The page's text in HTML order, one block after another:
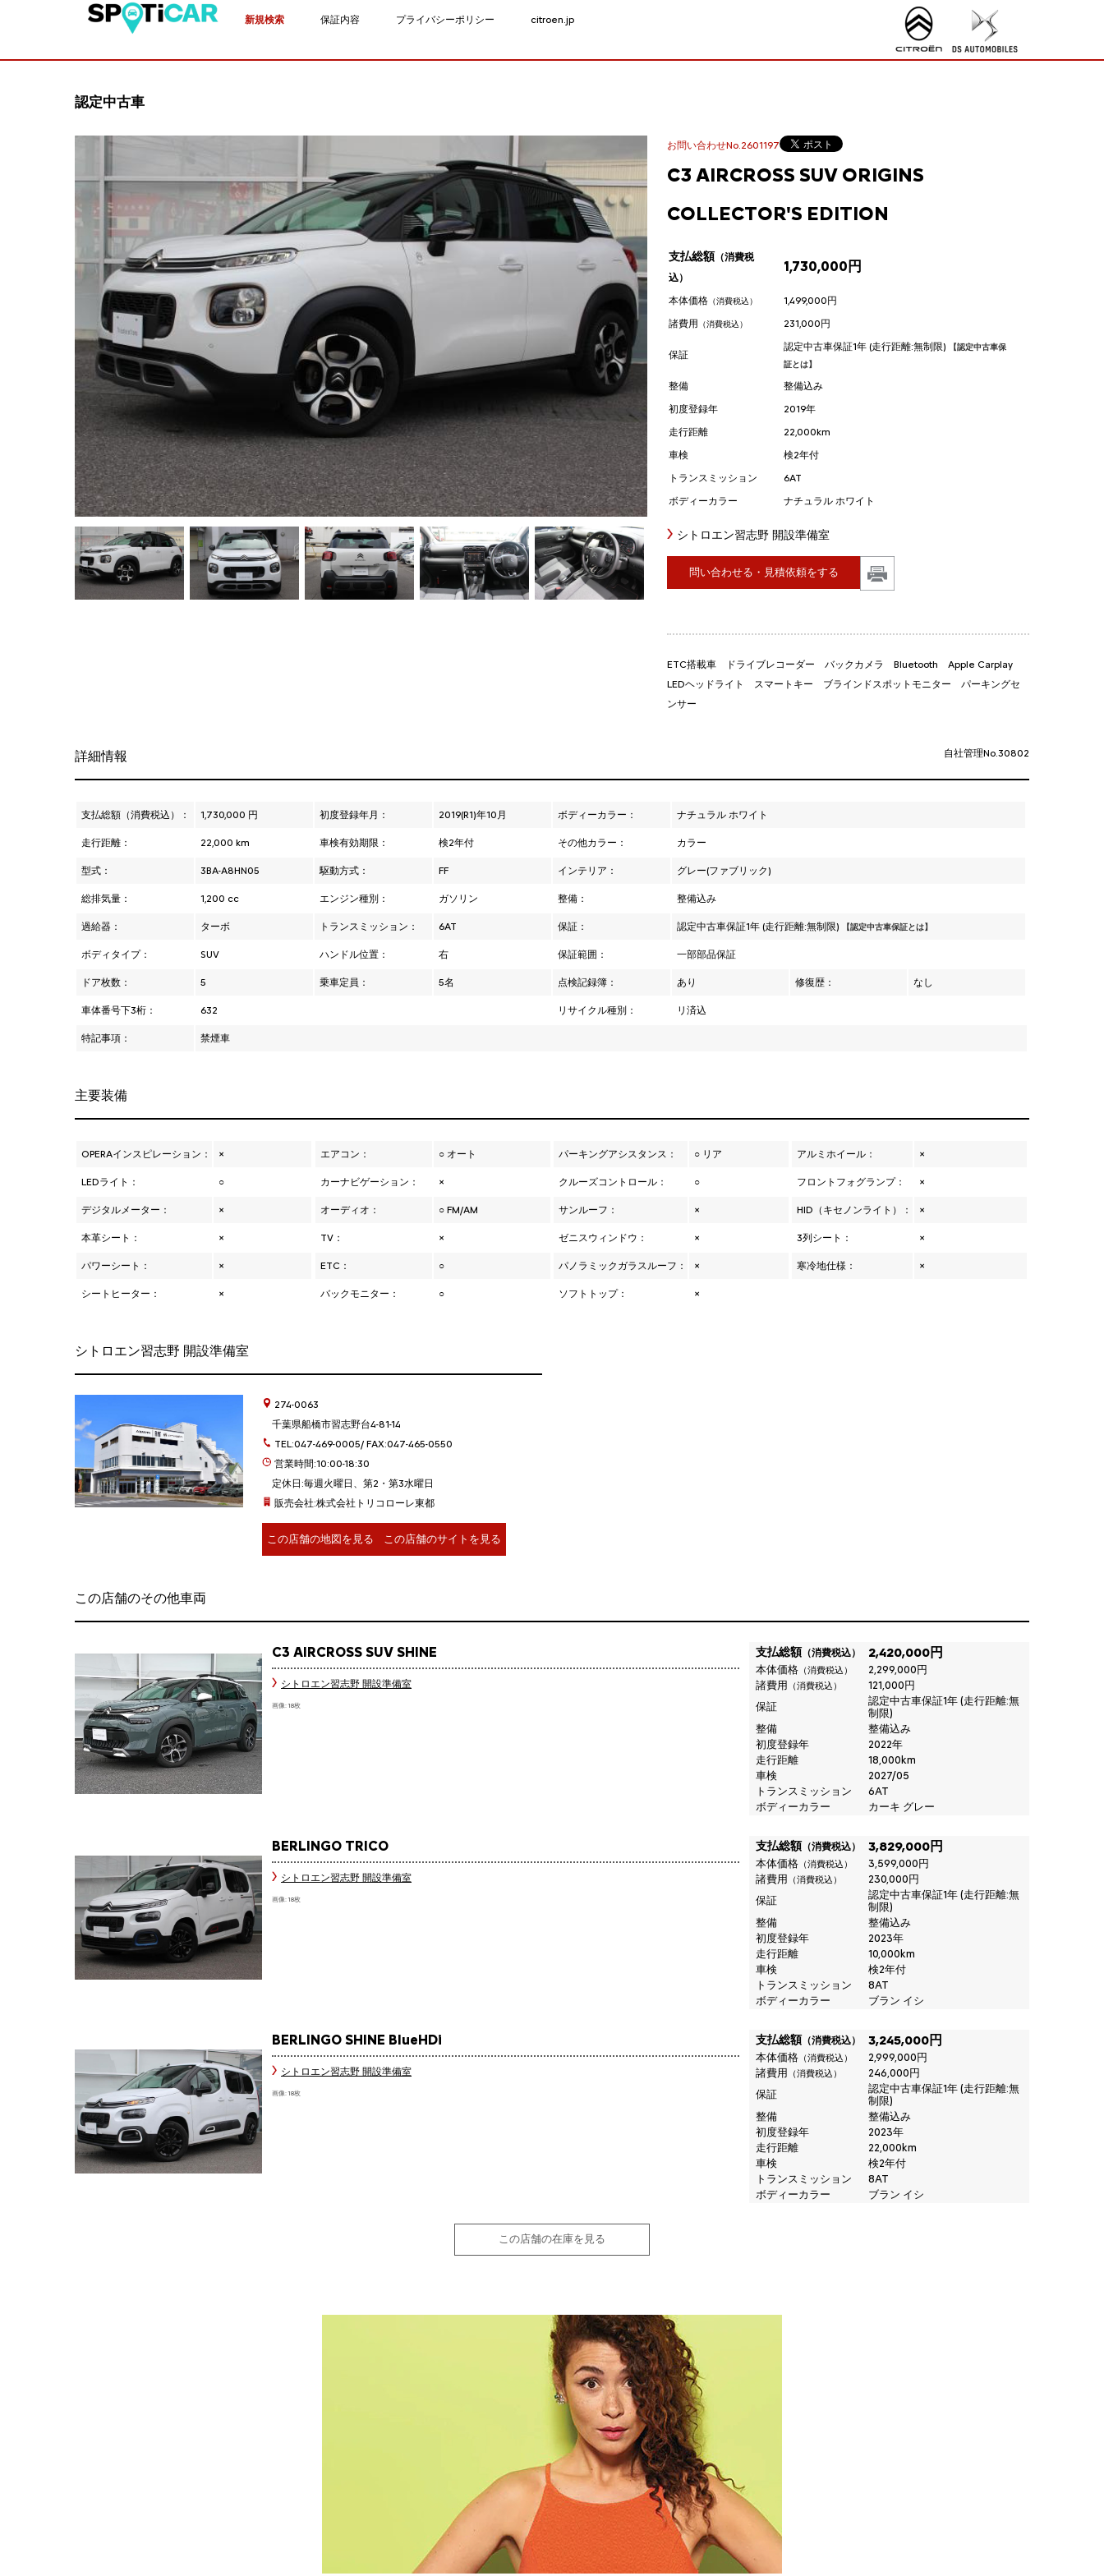
新規検索 保証内容 プライバシーポリシー citroen.jp
認定中古車
お問い合わせNo.2601197
C3 AIRCROSS SUV ORIGINS
COLLECTOR'S EDITION
支払総額 （消費税
込）
1,730,000円
本体価格 （消費税込）
1,499,000円
諸費用
（消費税込） 231,000円
保証
認定中古車保証1年 (走行距離:無制限)
【認定中古車保
証とは】
整備
整備込み
初度登録年
2019年
走行距離
22,000km
車検
検2年付
トランスミッション
6AT
ボディーカラー
ナチュラル ホワイト
シトロエン習志野 開設準備室
問い合わせる・見積依頼をする
ETC搭載車 ドライブレコーダー バックカメラ Bluetooth Apple Carplay
LEDヘッドライト スマートキー ブラインドスポットモニター パーキングセ
ンサー
詳細情報 自社管理No.30802
支払総額（消費税込）： 1,730,000 円 初度登録年月： 2019(R1)年10月 ボディーカラー： ナチュラル ホワイト
走行距離： 22,000 km 車検有効期限： 検2年付 その他カラー： カラー
型式： 3BA-A8HN05 駆動方式： FF インテリア： グレー(ファブリック)
総排気量： 1,200 cc エンジン種別： ガソリン 整備： 整備込み
過給器： ターボ トランスミッション： 6AT 保証： 認定中古車保証1年 (走行距離:無制限) 【認定中古車保証とは】
ボディタイプ： SUV ハンドル位置： 右 保証範囲： 一部部品保証
ドア枚数： 5 乗車定員： 5名 点検記録簿： あり 修復歴： なし
車体番号下3桁： 632 リサイクル種別： リ済込
特記事項： 禁煙車
主要装備
OPERAインスピレーション： ×
LEDライト： ○
デジタルメーター： ×
本革シート： ×
パワーシート： ×
シートヒーター： ×
エアコン： ○ オート
カーナビゲーション： ×
オーディオ： ○ FM/AM
TV： ×
ETC： ○
バックモニター： ○
パーキングアシスタンス： ○ リア
クルーズコントロール： ○
サンルーフ： ×
ゼニスウィンドウ： ×
パノラミックガラスルーフ： ×
ソフトトップ： ×
アルミホイール： ×
フロントフォグランプ： ×
HID（キセノンライト）： ×
3列シート： ×
寒冷地仕様： ×
シトロエン習志野 開設準備室
274-0063
千葉県船橋市習志野台4-81-14
TEL:047-469-0005/ FAX:047-465-0550
営業時間:10:00-18:30
定休日:毎週火曜日、第2・第3水曜日
販売会社:株式会社トリコローレ東都
この店舗の地図を見る この店舗のサイトを見る
この店舗のその他車両
C3 AIRCROSS SUV SHINE
シトロエン習志野 開設準備室
画像: 18枚
支払総額（消費税込） 2,420,000円
本体価格（消費税込）
2,299,000円
諸費用 （消費税込）
121,000円
保証
認定中古車保証1年 (走行距離:無
制限)
整備
整備込み
初度登録年
2022年
走行距離
18,000km
車検
2027/05
トランスミッション
6AT
ボディーカラー
カーキ グレー
BERLINGO TRICO
シトロエン習志野 開設準備室
画像: 18枚
支払総額（消費税込） 3,829,000円
本体価格（消費税込）
3,599,000円
諸費用 （消費税込）
230,000円
保証
認定中古車保証1年 (走行距離:無
制限)
整備
整備込み
初度登録年
2023年
走行距離
10,000km
車検
検2年付
トランスミッション
8AT
ボディーカラー
ブラン イシ
BERLINGO SHINE BlueHDi
シトロエン習志野 開設準備室
画像: 18枚
支払総額（消費税込） 3,245,000円
本体価格（消費税込）
2,999,000円
諸費用 （消費税込）
246,000円
保証
認定中古車保証1年 (走行距離:無
制限)
整備
整備込み
初度登録年
2023年
走行距離
22,000km
車検
検2年付
トランスミッション
8AT
ボディーカラー
ブラン イシ
この店舗の在庫を見る